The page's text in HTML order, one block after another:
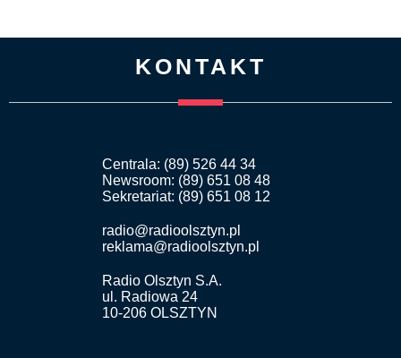
KONTAKT
Centrala: (89) 526 44 34
Newsroom: (89) 651 08 48
Sekretariat: (89) 651 08 12
radio@radioolsztyn.pl
reklama@radioolsztyn.pl
Radio Olsztyn S.A.
ul. Radiowa 24
10-206 OLSZTYN